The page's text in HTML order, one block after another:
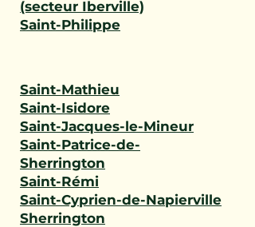
(secteur Iberville)
Saint-Philippe
Saint-Mathieu
Saint-Isidore
Saint-Jacques-le-Mineur
Saint-Patrice-de-
Sherrington
Saint-Rémi
Saint-Cyprien-de-Napierville
Sherrington